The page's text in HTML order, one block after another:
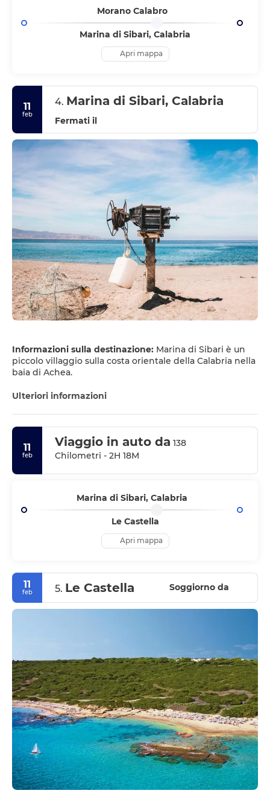
Morano Calabro
Marina di Sibari, Calabria
Apri mappa
11
feb
4. Marina di Sibari, Calabria
Fermati il
Informazioni sulla destinazione: Marina di Sibari è un
piccolo villaggio sulla costa orientale della Calabria nella
baia di Achea.
Ulteriori informazioni
11
feb
Viaggio in auto da 138
Chilometri - 2H 18M
Marina di Sibari, Calabria
Le Castella
Apri mappa
11
feb 5. Le Castella Soggiorno da